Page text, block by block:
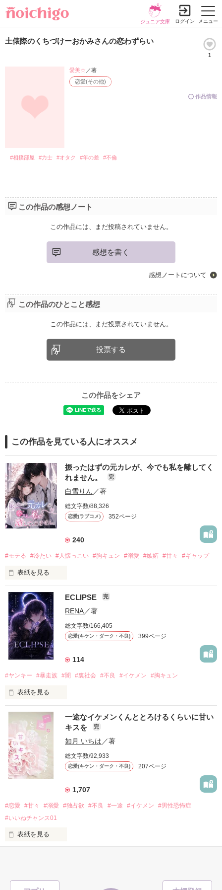
メニュー
ジュニア文庫 ログイン
土俵際のくちづけーおかみさんの恋わずらい
1
作品情報
恋愛(その他)
愛美☆ ／著
#相撲部屋 #力士 #オタク #年の差 #不倫
この作品の感想ノート
この作品には、まだ投稿されていません。
感想を書く
感想ノートについて
この作品のひとこと感想
この作品には、まだ投票されていません。
投票する
この作品をシェア
この作品を見ている人にオススメ
振ったはずの元カレが、今でも私を離してく
れません。
完
白雪りん ／著
総文字数/88,326
恋愛(ラブコメ) 352ページ
240
#モテる #冷たい #人懐っこい #胸キュン #溺愛 #嫉妬 #甘々 #ギャップ
表紙を見る
「好きだったから、別れを選んだ。」
モテる人を好きになるのが怖かった。
だから私は、中学時代に大好きだった彼を自分から振った。
もう会うことはないと思っていたのに、
高校生になって再会した彼は、隣の学校で”王子様”と呼ばれる
他の女の子には冷たいのに
私にだけ昔と変わらない笑顔を向けてくる。
「澪ちゃん。」
それは止まっていた恋が再び動き始める合図──。
✨.ﾟ･*..☆.｡.:*✨.☆.｡.:. *:ﾟ✨.ﾟ･*..☆.｡.:*✨
冴木澪-SaekiMio
基本女子に冷たいのに澪にはわんこ男子になる
✨.ﾟ･*..☆.｡.:*✨.☆.｡.:. *:ﾟ✨.ﾟ･*..☆.｡.:*✨
ECLIPSE 完
RENA／著
総文字数/166,405
恋愛(キケン・ダーク・不良) 399ページ
114
#ヤンキー #暴走族 #闇 #裏社会 #不良 #イケメン #胸キュン
表紙を見る
表紙画像はAIです
作品を読む
一途なイケメンくんととろけるくらいに甘い
キスを
完
如月 いちは ／著
総文字数/92,933
恋愛(キケン・ダーク・不良) 207ページ
1,707
#恋愛 #甘々 #溺愛 #独占欲 #不良 #一途 #イケメン
#男性恐怖症
#いいねチャンス01
表紙を見る
「瑠莉に一目惚れしたんだよ……悪いかよ」